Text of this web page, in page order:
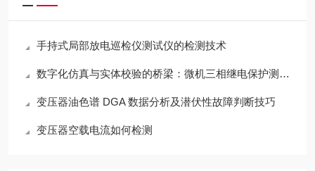
手持式局部放电巡检仪测试仪的检测技术
数字化仿真与实体校验的桥梁：微机三相继电保护测试仪核心功能深度解析
变压器油色谱 DGA 数据分析及潜伏性故障判断技巧
变压器空载电流如何检测